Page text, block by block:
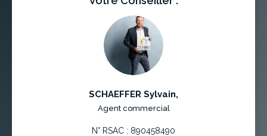
SCHAEFFER Sylvain,
Agent commercial
N° RSAC : 890458490